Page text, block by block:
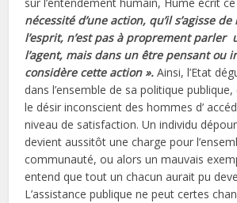
sur l’entendement humain, Hume écrit
nécessité d’une action, qu’il s’agisse
l’esprit, n’est pas à proprement parler
l’agent, mais dans un être pensant ou
considère cette action ». Ainsi, l’Etat
dans l’ensemble de sa politique publique,
le désir inconscient des hommes d’
niveau de satisfaction. Un individu
devient aussitôt une charge pour
communauté, ou alors un mauvais
entend que tout un chacun aurait pu
L’assistance publique ne peut certes